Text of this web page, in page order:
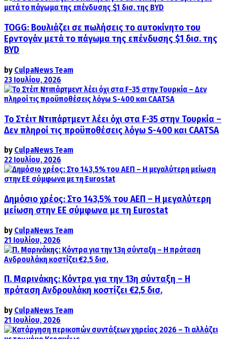
TOGG: Βουλιάζει σε πωλήσεις το αυτοκίνητο του
Ερντογάν μετά το πάγωμα της επένδυσης $1 δισ. της
BYD
by CulpaNews Team
23 Ιουλίου, 2026
Το Στέιτ Ντιπάρτμεντ λέει όχι στα F-35 στην Τουρκία –
Δεν πληροί τις προϋποθέσεις λόγω S-400 και CAATSA
by CulpaNews Team
22 Ιουλίου, 2026
Δημόσιο χρέος: Στο 143,5% του ΑΕΠ – Η μεγαλύτερη
μείωση στην ΕΕ σύμφωνα με τη Eurostat
by CulpaNews Team
21 Ιουλίου, 2026
Π. Μαρινάκης: Κόντρα για την 13η σύνταξη – Η
πρόταση Ανδρουλάκη κοστίζει €2,5 δισ.
by CulpaNews Team
21 Ιουλίου, 2026